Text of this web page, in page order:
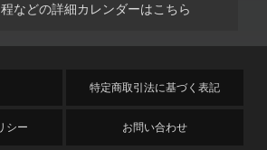
などの詳細カレンダーはこちら
特定商取引法に基づく表記
シー お問い合わせ